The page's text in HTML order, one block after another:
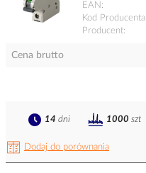
EAN
Kod Producenta
Producent
Cena brutto
Dodaj do porównania
14 dni 1000 szt